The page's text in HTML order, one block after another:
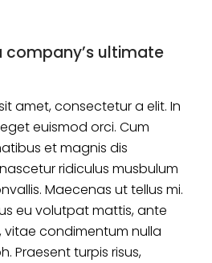
company’s ultimate
amet, consectetur a elit. In
euismod orci. Cum
et magnis dis
ridiculus musbulum
Maecenas ut tellus mi.
eu volutpat mattis, ante
vitae condimentum nulla
Praesent turpis risus,